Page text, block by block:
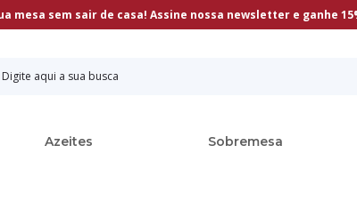
mesa sem sair de casa! Assine nossa newsletter e ganhe
Azeites Sobremesa